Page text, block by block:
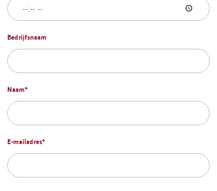
Bedrijfsnaam
Naam*
E-mailadres*